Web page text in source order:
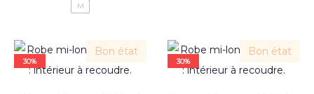
M
Bon état
30%
Bon état
30%